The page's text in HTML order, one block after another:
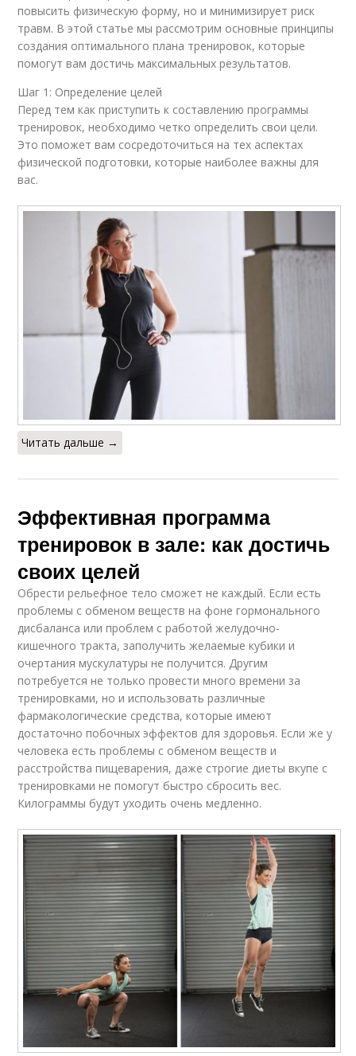
повысить физическую форму, но и минимизирует риск
травм. В этой статье мы рассмотрим основные принципы
создания оптимального плана тренировок, которые
помогут вам достичь максимальных результатов.
Шаг 1: Определение целей
Перед тем как приступить к составлению программы
тренировок, необходимо четко определить свои цели.
Это поможет вам сосредоточиться на тех аспектах
физической подготовки, которые наиболее важны для
вас.
Читать дальше →
Эффективная программа
тренировок в зале: как достичь
своих целей
Обрести рельефное тело сможет не каждый. Если есть
проблемы с обменом веществ на фоне гормонального
дисбаланса или проблем с работой желудочно-
кишечного тракта, заполучить желаемые кубики и
очертания мускулатуры не получится. Другим
потребуется не только провести много времени за
тренировками, но и использовать различные
фармакологические средства, которые имеют
достаточно побочных эффектов для здоровья. Если же у
человека есть проблемы с обменом веществ и
расстройства пищеварения, даже строгие диеты вкупе с
тренировками не помогут быстро сбросить вес.
Килограммы будут уходить очень медленно.